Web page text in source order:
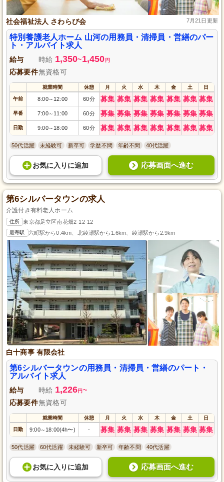
社会福祉法人 さわらび会 7月21日更新
特別養護老人ホーム 山河の用務員・清掃員・営繕のパー
ト・アルバイト求人
給与 時給 1,350~1,450 円
応募要件無資格可
就業時間 休憩 月 火 水 木 金 土 日
午前 8:00～ 12:00 60分 募集 募集 募集 募集 募集 募集 募集
早番 7:00～ 11:00 60分 募集 募集 募集 募集 募集 募集 募集
日勤 9:00～ 18:00 60分 募集 募集 募集 募集 募集 募集 募集
50代活躍 未経験可 新卒可 学歴不問 年齢不問 40代活躍
お気に入り に追加 応募画面へ進む
第6シルバータウンの求人
介護付き有料老人ホーム
住所 東京都足立区南花畑2-12-12
最寄駅 六町駅から0.4km、北綾瀬駅から1.6km、綾瀬駅から2.9km
白十商事 有限会社
第6シルバータウンの用務員・清掃員・営繕のパート・
アルバイト求人
給与 時給 1,226円 ~
応募要件無資格可
就業時間 休憩 月 火 水 木 金 土 日
日勤 9:00～ 18:00(4h〜) - 募集 募集 募集 募集 募集 募集 募集
50代活躍 60代活躍 未経験可 新卒可 年齢不問 40代活躍
お気に入り に追加 応募画面へ進む